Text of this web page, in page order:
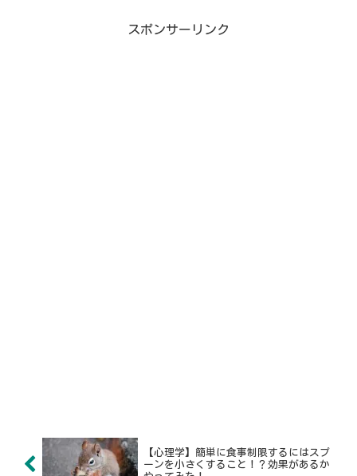
スポンサーリンク
【心理学】簡単に食事制限するにはスプ
ーンを小さくすること！？効果があるか